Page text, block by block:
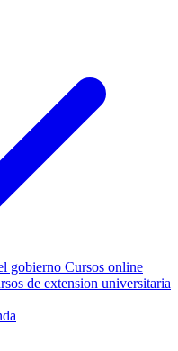
gobierno Cursos online
de extension universitaria